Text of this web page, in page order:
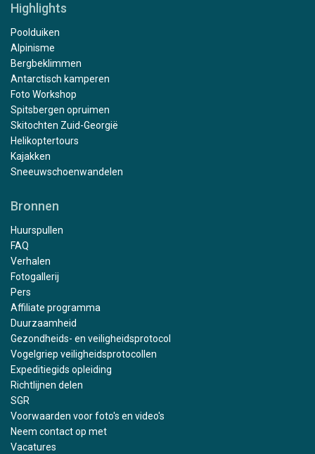
Highlights
Poolduiken
Alpinisme
Bergbeklimmen
Antarctisch kamperen
Foto Workshop
Spitsbergen opruimen
Skitochten Zuid-Georgië
Helikoptertours
Kajakken
Sneeuwschoenwandelen
Bronnen
Huurspullen
FAQ
Verhalen
Fotogallerij
Pers
Affiliate programma
Duurzaamheid
Gezondheids- en veiligheidsprotocol
Vogelgriep veiligheidsprotocollen
Expeditiegids opleiding
Richtlijnen delen
SGR
Voorwaarden voor foto's en video's
Neem contact op met
Vacatures